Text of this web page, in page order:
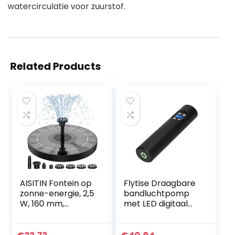
watercirculatie voor zuurstof.
Related Products
AISITIN Fontein op
zonne-energie, 2,5
W, 160 mm,
Flytise Draagbare
bandluchtpomp
met LED digitaal